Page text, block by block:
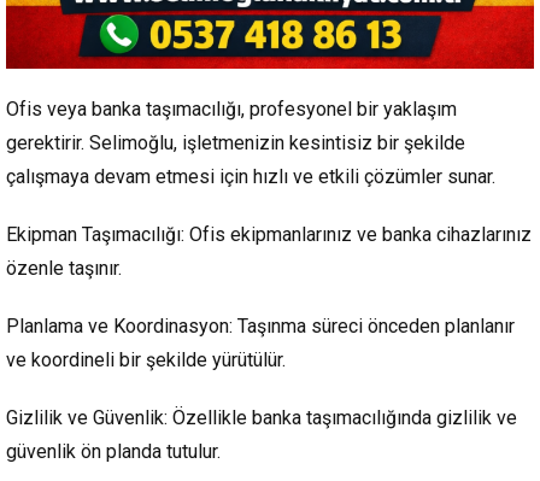
Ofis veya banka taşımacılığı, profesyonel bir yaklaşım
gerektirir. Selimoğlu, işletmenizin kesintisiz bir şekilde
çalışmaya devam etmesi için hızlı ve etkili çözümler sunar.
Ekipman Taşımacılığı: Ofis ekipmanlarınız ve banka cihazlarınız
özenle taşınır.
Planlama ve Koordinasyon: Taşınma süreci önceden planlanır
ve koordineli bir şekilde yürütülür.
Gizlilik ve Güvenlik: Özellikle banka taşımacılığında gizlilik ve
güvenlik ön planda tutulur.